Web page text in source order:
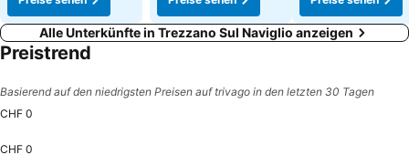
Alle Unterkünfte in Trezzano Sul Naviglio anzeigen
Preistrend
Basierend auf den niedrigsten Preisen auf trivago in den letzten 30 Tagen
CHF 0
CHF 0